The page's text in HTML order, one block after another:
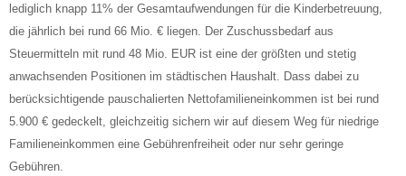
lediglich knapp 11% der Gesamtaufwendungen für die Kinderbetreuung,
die jährlich bei rund 66 Mio. € liegen. Der Zuschussbedarf aus
Steuermitteln mit rund 48 Mio. EUR ist eine der größten und stetig
anwachsenden Positionen im städtischen Haushalt. Dass dabei zu
berücksichtigende pauschalierten Nettofamilieneinkommen ist bei rund
5.900 € gedeckelt, gleichzeitig sichern wir auf diesem Weg für niedrige
Familieneinkommen eine Gebührenfreiheit oder nur sehr geringe
Gebühren.